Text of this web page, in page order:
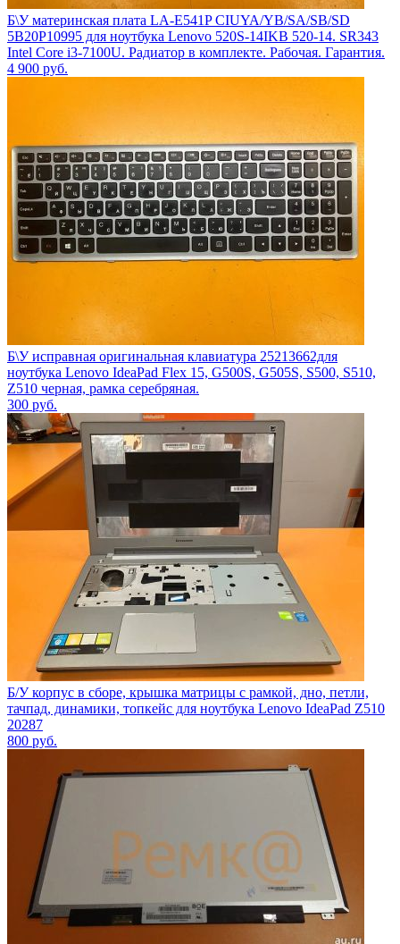
Б\У материнская плата LA-E541P CIUYA/YB/SA/SB/SD
5B20P10995 для ноутбука Lenovo 520S-14IKB 520-14. SR343
Intel Core i3-7100U. Радиатор в комплекте. Рабочая. Гарантия.
4 900 руб.
Б\У исправная оригинальная клавиатура 25213662для
ноутбука Lenovo IdeaPad Flex 15, G500S, G505S, S500, S510,
Z510 черная, рамка серебряная.
300 руб.
Б/У корпус в сборе, крышка матрицы с рамкой, дно, петли,
тачпад, динамики, топкейс для ноутбука Lenovo IdeaPad Z510
20287
800 руб.